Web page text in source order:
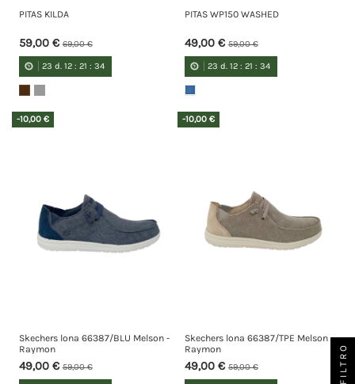
PITAS KILDA
59,00 €69,00 €
23 d. 12 :21 :34
PITAS WP150 WASHED
49,00 €59,00 €
23 d. 12 :21 :34
-10,00 €
Skechers lona 66387/BLU Melson -
Raymon
49,00 €59,00 €
-10,00 €
Skechers lona 66387/TPE Melson -
Raymon
49,00 €59,00 € FILTRO